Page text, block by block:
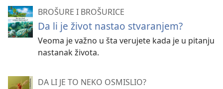
BROŠURE I BROŠURICE
Da li je život nastao stvaranjem?
Veoma je važno u šta verujete kada je u pitanju
nastanak života.
DA LI JE TO NEKO OSMISLIO?